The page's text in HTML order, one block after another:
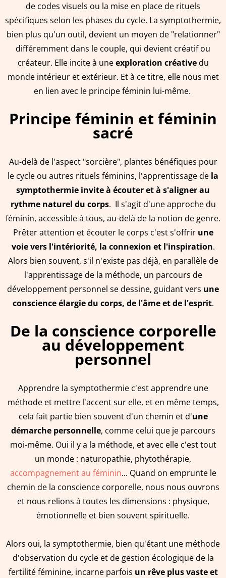
de codes visuels ou la mise en place de rituels
spécifiques selon les phases du cycle. La symptothermie,
bien plus qu'un outil, devient un moyen de "relationner"
différemment dans le couple, qui devient créatif ou
créateur. Elle incite à uneexploration créativedu
monde intérieur et extérieur. Et à ce titre, elle nous met
en lien avec le principe féminin lui-même.
Principe féminin et féminin
sacré
Au-delà de l'aspect "sorcière", plantes bénéfiques pour
le cycle ou autres rituels féminins, l'apprentissage de la
symptothermie invite à écouter et à s'aligner au
rythme naturel du corps. Il s'agit d'une approche du
féminin, accessible à tous, au-delà de la notion de genre.
Prêter attention et écouter le corps c'est s'offrir une
voie vers l'intériorité, la connexion et l'inspiration.
Alors bien souvent, s'il n'existe pas déjà, en parallèle de
l'apprentissage de la méthode, un parcours de
développement personnel se dessine, guidant vers une
conscience élargie du corps, de l'âme et de l'esprit.
De la conscience corporelle
au développement
personnel
Apprendre la symptothermie c'est apprendre une
méthode et mettre l'accent sur elle, et en même temps,
cela fait partie bien souvent d'un chemin et d'une
démarche personnelle, comme celui que je parcours
moi-même. Oui il y a la méthode, et avec elle c'est tout
un monde : naturopathie, phytothérapie,
accompagnement au féminin... Quand on emprunte le
chemin de la conscience corporelle, nous nous ouvrons
et nous relions à toutes les dimensions : physique,
émotionnelle et bien souvent spirituelle.
Alors oui, la symptothermie, bien qu'étant une méthode
d'observation du cycle et de gestion écologique de la
fertilité féminine, incarne parfois un rêve plus vaste et